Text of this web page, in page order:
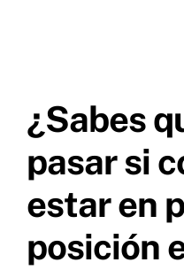
¿Sabes
pasar si
estar en
posición